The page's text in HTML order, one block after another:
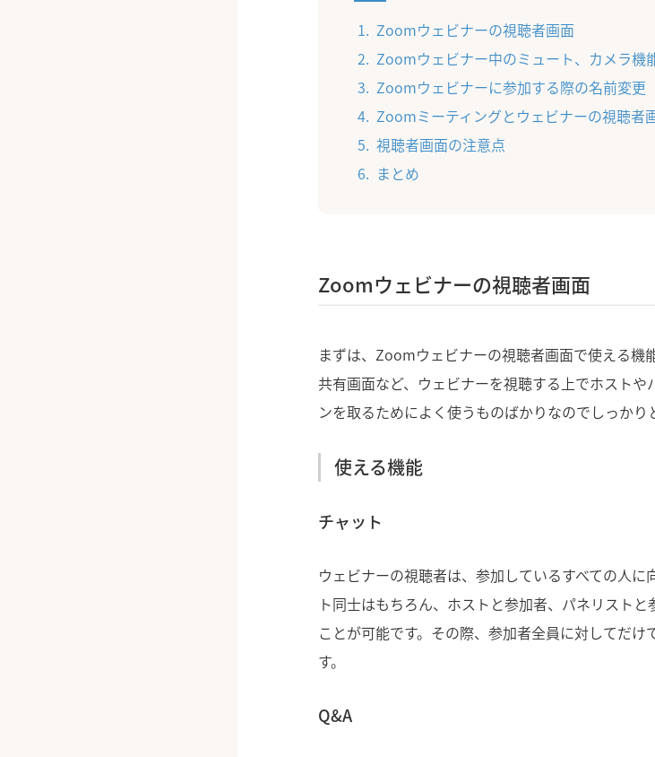
Zoomウェビナーの視聴者画面
Zoomウェビナー中のミュート、カメラ機
Zoomウェビナーに参加する際の名前変更
Zoomミーティングとウェビナーの視聴者
視聴者画面の注意点
まとめ
Zoomウェビナーの視聴者画面
まずは、Zoomウェビナーの視聴者画面で使える機
共有画面など、ウェビナーを視聴する上でホスト
ンを取るためによく使うものばかりなのでしっかり
使える機能
チャット
ウェビナーの視聴者は、参加しているすべての人
ト同士はもちろん、ホストと参加者、パネリスト
ことが可能です。その際、参加者全員に対してだ
す。
Q&A